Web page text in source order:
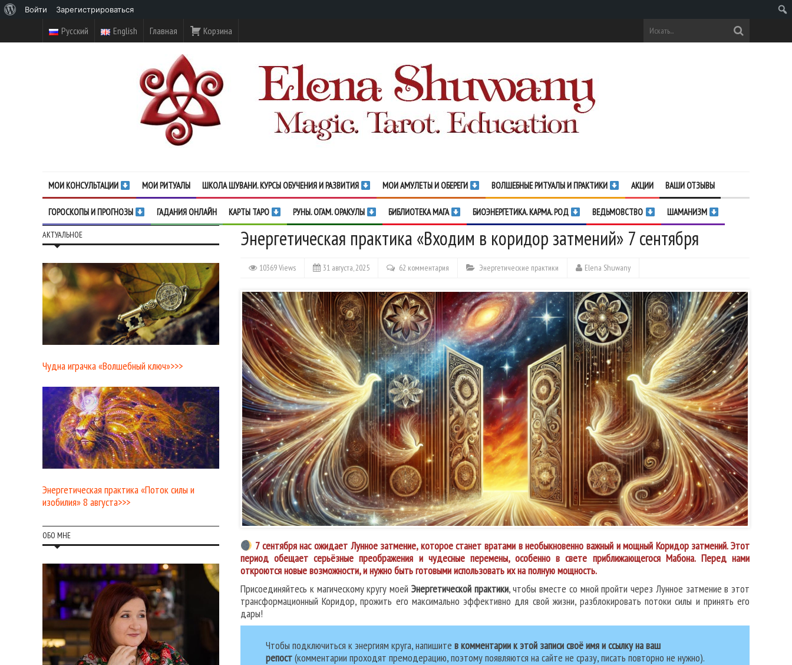
Русский English Главная Корзина
МОИ КОНСУЛЬТАЦИИ МОИ РИТУАЛЫ ШКОЛА ШУВАНИ. КУРСЫ ОБУЧЕНИЯ И РАЗВИТИЯ МОИ АМУЛЕТЫ И ОБЕРЕГИ ВОЛШЕБНЫЕ РИТУАЛЫ И ПРАКТИКИ АКЦИИ ВАШИ ОТЗЫВЫ
ГОРОСКОПЫ И ПРОГНОЗЫ ГАДАНИЯ ОНЛАЙН КАРТЫ ТАРО РУНЫ. ОГАМ. ОРАКУЛЫ БИБЛИОТЕКА МАГА БИОЭНЕРГЕТИКА. КАРМА. РОД ВЕДЬМОВСТВО ШАМАНИЗМ
Энергетическая практика «Входим в коридор затмений» 7 сентября
10369 Views 31 августа, 2025 62 комментария Энергетические практики Elena Shuwany
7 сентября нас ожидает Лунное затмение, которое станет вратами в необыкновенно важный и мощный Коридор затмений.Этот
период обещает серьёзные преображения и чудесные перемены, особенно в свете приближающегося Мабона. Перед нами
откроются новые возможности, и нужно быть готовыми использовать их на полную мощность.
Присоединяйтесь к магическому кругу моей Энергетической практики, чтобы вместе со мной пройти через Лунное затмение в этот
трансформационный Коридор, прожить его максимально эффективно для свой жизни, разблокировать потоки силы и принять его
дары!
Чтобы подключиться к энергиям круга, напишите в комментарии к этой записи своё имя и ссылку на ваш
репост(комментарии проходят премодерацию, поэтому появляются на сайте не сразу, писать повторно не нужно).
АКТУАЛЬНОЕ
Чудна играчка «Волшебный ключ»>>>
Энергетическая практика «Поток силы и
изобилия» 8 августа>>>
ОБО МНЕ
WordPress
Войти Зарегистрироваться